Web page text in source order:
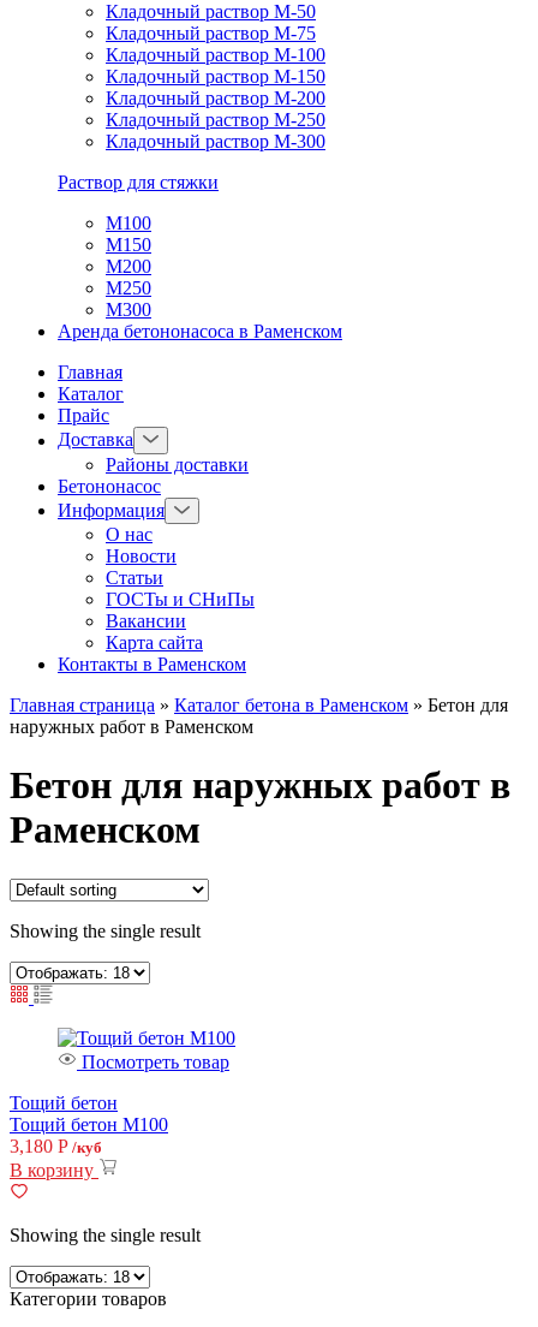
Кладочный раствор М-50
Кладочный раствор М-75
Кладочный раствор М-100
Кладочный раствор М-150
Кладочный раствор М-200
Кладочный раствор М-250
Кладочный раствор М-300
Раствор для стяжки
М100
М150
М200
М250
М300
Аренда бетононасоса в Раменском
Главная
Каталог
Прайс
Доставка
Районы доставки
Бетононасос
Информация
О нас
Новости
Статьи
ГОСТы и СНиПы
Вакансии
Карта сайта
Контакты в Раменском
Главная страница » Каталог бетона в Раменском » Бетон для
наружных работ в Раменском
Бетон для наружных работ в
Раменском
Showing the single result
Посмотреть товар
Тощий бетон
Тощий бетон М100
3,180 Р /куб
В корзину
Showing the single result
Категории товаров